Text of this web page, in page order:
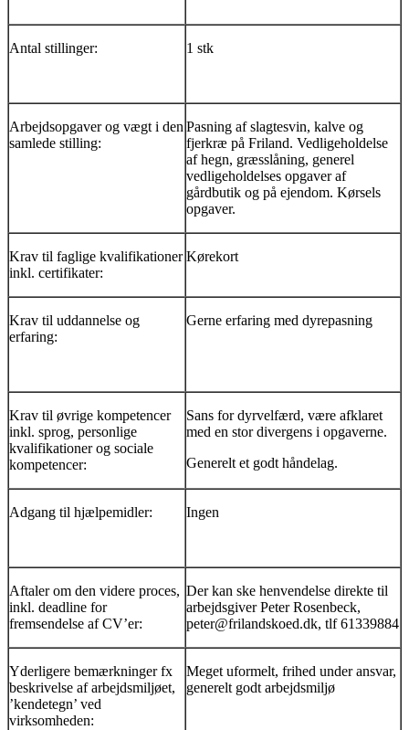
Antal stillinger: 1 stk
Arbejdsopgaver og vægt i den
samlede stilling:
Pasning af slagtesvin, kalve og
fjerkræ på Friland. Vedligeholdelse
af hegn, græsslåning, generel
vedligeholdelses opgaver af
gårdbutik og på ejendom. Kørsels
opgaver.
Krav til faglige kvalifikationer
inkl. certifikater:
Kørekort
Krav til uddannelse og
erfaring:
Gerne erfaring med dyrepasning
Krav til øvrige kompetencer
inkl. sprog, personlige
kvalifikationer og sociale
kompetencer:
Sans for dyrvelfærd, være afklaret
med en stor divergens i opgaverne.
Generelt et godt håndelag.
Adgang til hjælpemidler: Ingen
Aftaler om den videre proces,
inkl. deadline for
fremsendelse af CV’er:
Der kan ske henvendelse direkte til
arbejdsgiver Peter Rosenbeck,
peter@frilandskoed.dk, tlf 61339884
Yderligere bemærkninger fx
beskrivelse af arbejdsmiljøet,
’kendetegn’ ved
virksomheden:
Meget uformelt, frihed under ansvar,
generelt godt arbejdsmiljø